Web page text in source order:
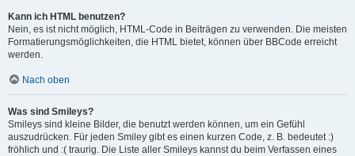
Kann ich HTML benutzen?
Nein, es ist nicht möglich, HTML-Code in Beiträgen zu verwenden. Die meisten
Formatierungsmöglichkeiten, die HTML bietet, können über BBCode erreicht
werden.
Nach oben
Was sind Smileys?
Smileys sind kleine Bilder, die benutzt werden können, um ein Gefühl
auszudrücken. Für jeden Smiley gibt es einen kurzen Code, z. B. bedeutet :)
fröhlich und :( traurig. Die Liste aller Smileys kannst du beim Verfassen eines